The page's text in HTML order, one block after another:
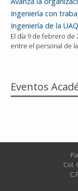
Ingeniería con
Ingeniería de la UAQ
El día 9 de febrero de
entre el personal de
Eventos
Col.